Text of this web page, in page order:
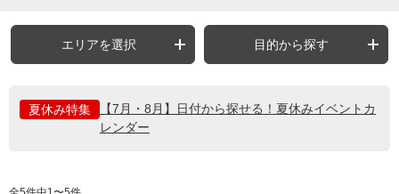
エリアを選択 目的から探す
夏休み特集
【7月・8月】日付から探せる！夏休みイベントカ
レンダー